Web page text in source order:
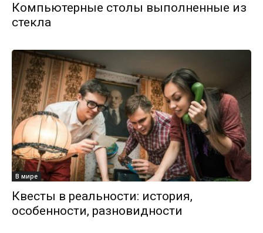
Компьютерные столы выполненные из
стекла
В мире
Квесты в реальности: история,
особенности, разновидности